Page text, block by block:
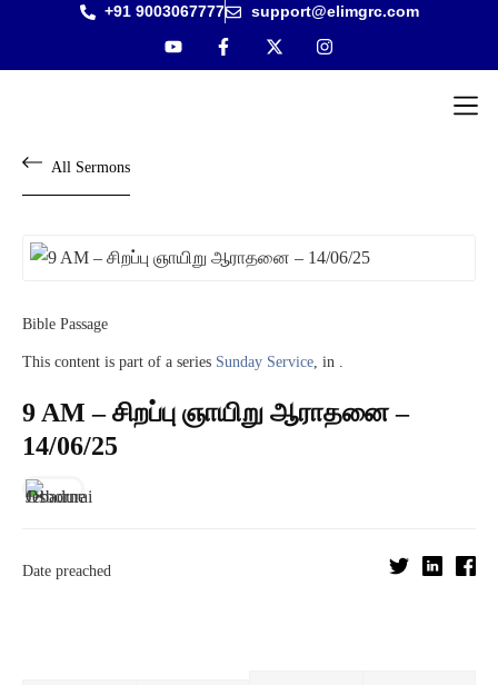
+91 9003067777 support@elimgrc.com
All Sermons
Bible Passage
This content is part of a series Sunday Service , in .
9 AM – சிறப்பு ஞாயிறு ஆராதனை –
14/06/25
Date preached